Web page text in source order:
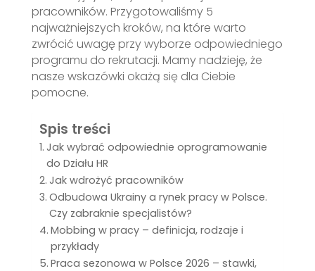
pracowników. Przygotowaliśmy 5
najważniejszych kroków, na które warto
zwrócić uwagę przy wyborze odpowiedniego
programu do rekrutacji. Mamy nadzieję, że
nasze wskazówki okażą się dla Ciebie
pomocne.
Spis treści
Jak wybrać odpowiednie oprogramowanie
do Działu HR
Jak wdrożyć pracowników
Odbudowa Ukrainy a rynek pracy w Polsce.
Czy zabraknie specjalistów?
Mobbing w pracy – definicja, rodzaje i
przykłady
Praca sezonowa w Polsce 2026 – stawki,